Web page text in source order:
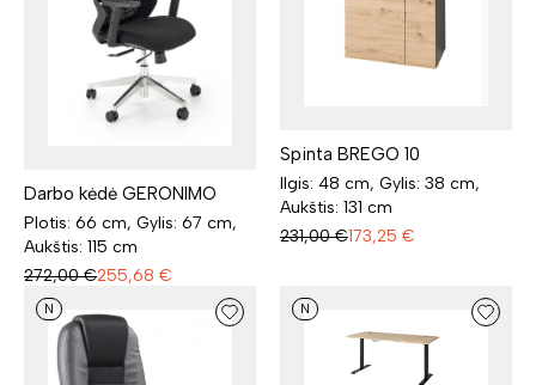
Darbo kėdė GERONIMO
Plotis: 66 cm, Gylis: 67 cm,
Aukštis: 115 cm
272,00 €255,68 €
Spinta BREGO 10
Ilgis: 48 cm, Gylis: 38 cm,
Aukštis: 131 cm
231,00 €173,25 €
N N